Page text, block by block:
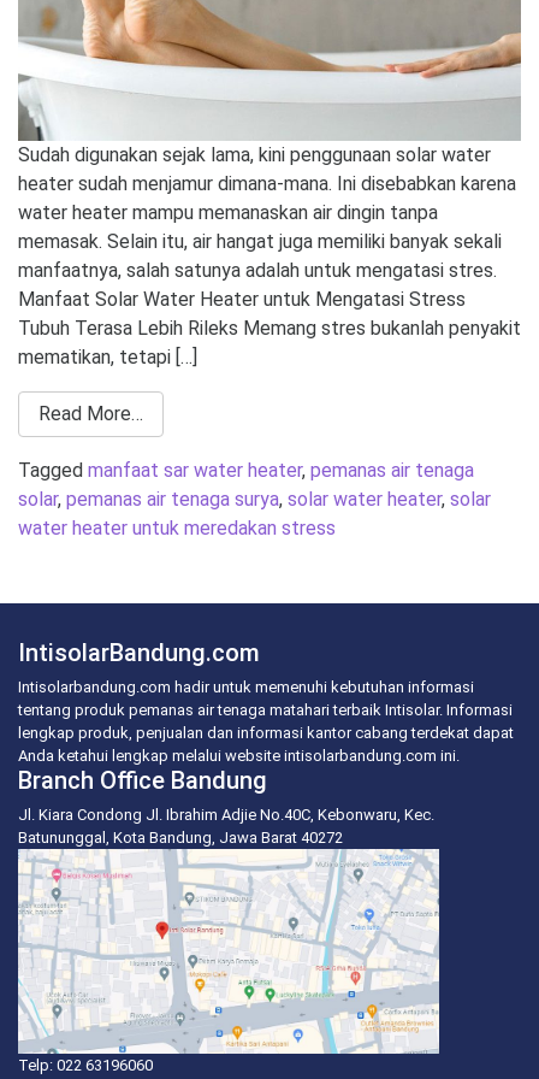
Sudah digunakan sejak lama, kini penggunaan solar water
heater sudah menjamur dimana-mana. Ini disebabkan karena
water heater mampu memanaskan air dingin tanpa
memasak. Selain itu, air hangat juga memiliki banyak sekali
manfaatnya, salah satunya adalah untuk mengatasi stres.
Manfaat Solar Water Heater untuk Mengatasi Stress
Tubuh Terasa Lebih Rileks Memang stres bukanlah penyakit
mematikan, tetapi […]
Read More…
Tagged manfaat sar water heater, pemanas air tenaga
solar, pemanas air tenaga surya, solar water heater, solar
water heater untuk meredakan stress
IntisolarBandung.com
Intisolarbandung.com hadir untuk memenuhi kebutuhan informasi
tentang produk pemanas air tenaga matahari terbaik Intisolar. Informasi
lengkap produk, penjualan dan informasi kantor cabang terdekat dapat
Anda ketahui lengkap melalui website intisolarbandung.com ini.
Branch Office Bandung
Jl. Kiara Condong Jl. Ibrahim Adjie No.40C, Kebonwaru, Kec.
Batununggal, Kota Bandung, Jawa Barat 40272
Telp: 022 63196060